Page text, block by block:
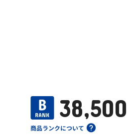
商品ランクについて
38,500